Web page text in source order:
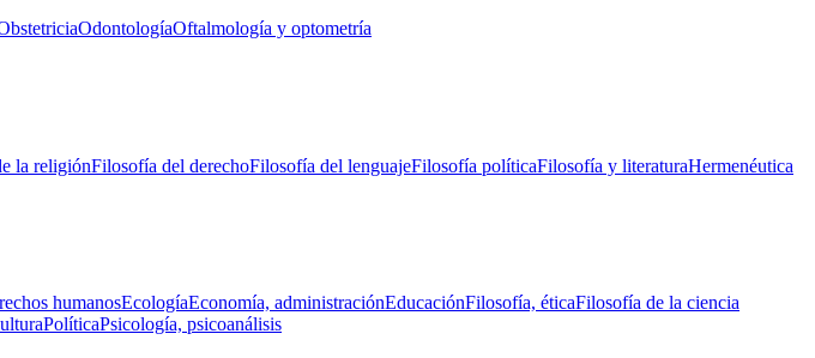
OdontologíaOftalmología y optometría
la religiónFilosofía del derechoFilosofía del lenguajeFilosofía políticaFilosofía y literaturaHermenéutica
humanosEcologíaEconomía, administraciónEducaciónFilosofía, éticaFilosofía de la ciencia
PolíticaPsicología, psicoanálisis